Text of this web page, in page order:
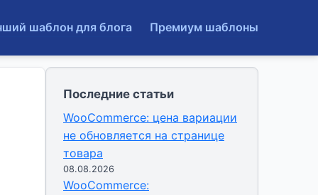
шаблон для блога Премиум шаблоны
Последние статьи
WooCommerce: цена вариации
не обновляется на странице
товара
08.08.2026
WooCommerce: